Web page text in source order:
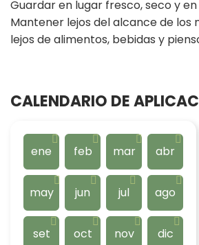
Guardar en lugar fresco, seco y
Mantener lejos del alcance de los
lejos de alimentos, bebidas y
CALENDARIO DE
ene feb mar abr
may jun jul ago
set oct nov dic